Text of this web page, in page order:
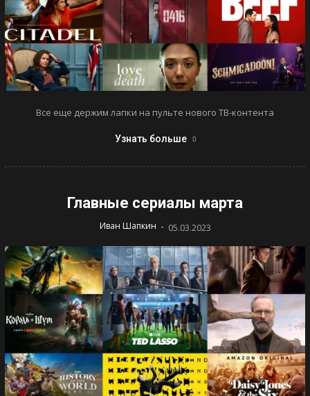
Все еще держим лапки на пульте нового ТВ-контента
Узнать больше
Главные сериалы марта
Иван Шапкин - 05.03.2023